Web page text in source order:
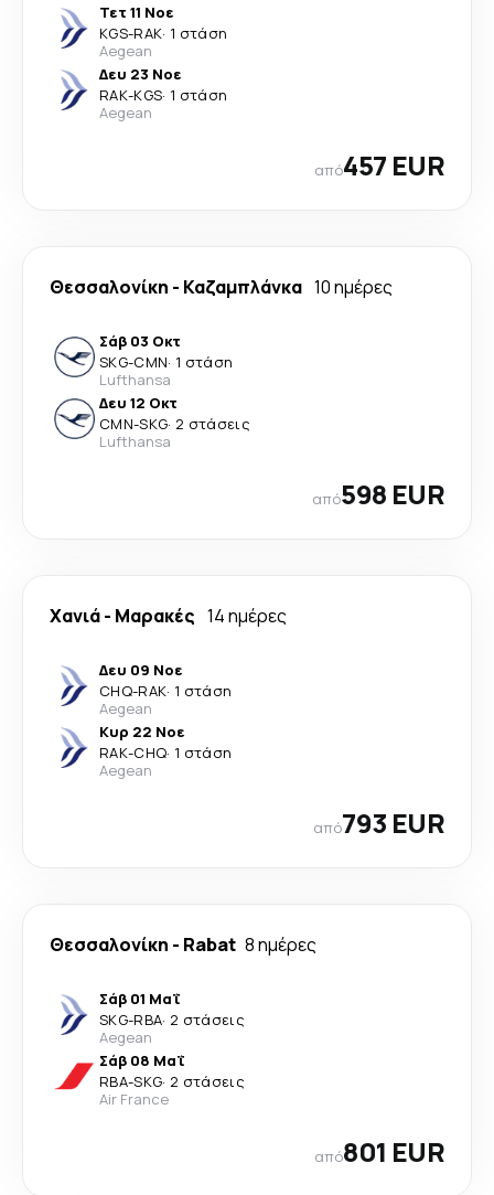
Τετ 11 Νοε
KGS-RAK· 1 στάση
Aegean
Δευ 23 Νοε
RAK-KGS· 1 στάση
Aegean
από457 EUR
Θεσσαλονίκη - Καζαμπλάνκα 10 ημέρες
Σάβ 03 Οκτ
SKG-CMN· 1 στάση
Lufthansa
Δευ 12 Οκτ
CMN-SKG· 2 στάσεις
Lufthansa
από598 EUR
Χανιά- Μαρακές 14 ημέρες
Δευ 09 Νοε
CHQ-RAK· 1 στάση
Aegean
Κυρ 22 Νοε
RAK-CHQ· 1 στάση
Aegean
από793 EUR
Θεσσαλονίκη - Rabat 8 ημέρες
Σάβ 01 Μαΐ
SKG-RBA· 2 στάσεις
Aegean
Σάβ 08 Μαΐ
RBA-SKG· 2 στάσεις
Air France
από801 EUR